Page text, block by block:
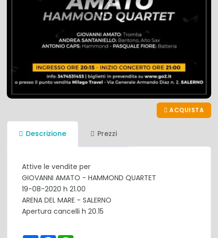
ACQUISTA
Descrizione Prezzi
Attive le vendite per
GIOVANNI AMATO - HAMMOND QUARTET
19-08-2020 h 21.00
ARENA DEL MARE - SALERNO
Apertura cancelli h 20.15